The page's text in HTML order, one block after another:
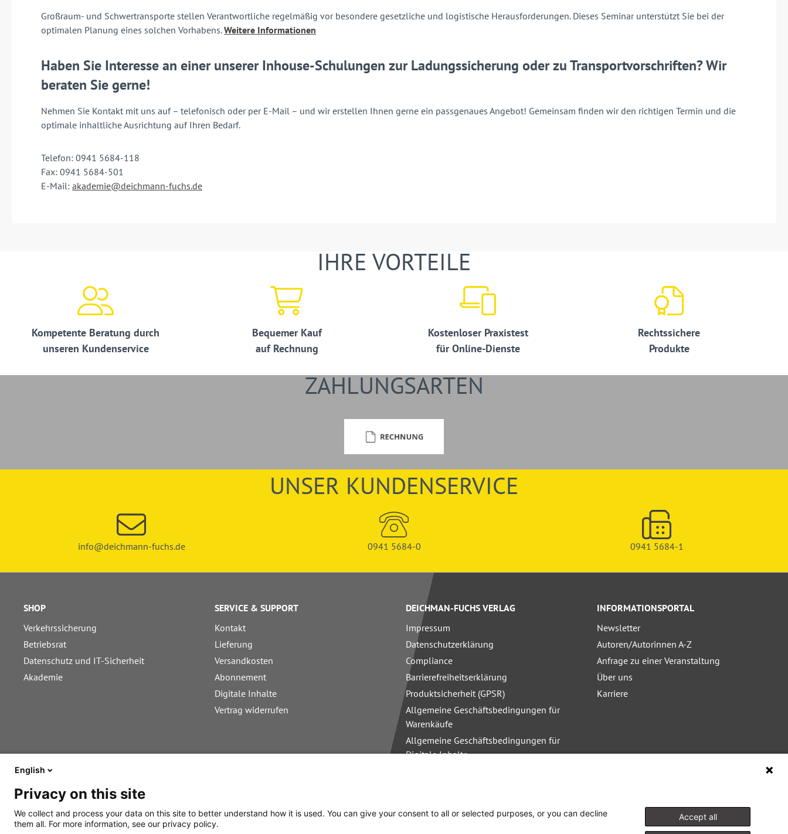
Großraum- und Schwertransporte stellen Verantwortliche regelmäßig vor besondere gesetzliche und logistische Herausforderungen. Dieses Seminar unterstützt Sie bei der
optimalen Planung eines solchen Vorhabens.Weitere Informationen
Haben Sie Interesse an einer unserer Inhouse-Schulungen zur Ladungssicherung oder zu Transportvorschriften? Wir
beraten Sie gerne!
Nehmen Sie Kontakt mit uns auf – telefonisch oder per E-Mail – und wir erstellen Ihnen gerne ein passgenaues Angebot! Gemeinsam finden wir den richtigen Termin und die
optimale inhaltliche Ausrichtung auf Ihren Bedarf.
Telefon: 0941 5684-118
Fax: 0941 5684-501
E-Mail: akademie@deichmann-fuchs.de
IHRE VORTEILE
Kompetente Beratung durch
unseren Kundenservice
Bequemer Kauf
auf Rechnung
Kostenloser Praxistest
für Online-Dienste
Rechtssichere
Produkte
ZAHLUNGSARTEN
UNSER KUNDENSERVICE
info@deichmann-fuchs.de 0941 5684-0 0941 5684-1
SHOP
Verkehrssicherung
Betriebsrat
Datenschutz und IT-Sicherheit
Akademie
SERVICE & SUPPORT
Kontakt
Lieferung
Versandkosten
Abonnement
Digitale Inhalte
Vertrag widerrufen
DEICHMAN-FUCHS VERLAG
Impressum
Datenschutzerklärung
Compliance
Barrierefreiheitserklärung
Produktsicherheit (GPSR)
Allgemeine Geschäftsbedingungen für
Warenkäufe
Allgemeine Geschäftsbedingungen für
Digitale Inhalte
INFORMATIONSPORTAL
Newsletter
Autoren/Autorinnen A-Z
Anfrage zu einer Veranstaltung
Über uns
Karriere
English
Privacy on this site
We collect and process your data on this site to better understand how it is used. You can give your consent to all or selected purposes, or you can decline
them all. For more information, see our privacy policy.
Accept all